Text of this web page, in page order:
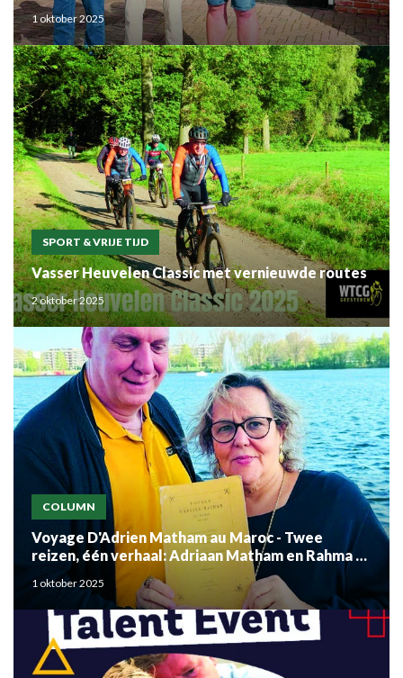
1 oktober 2025
SPORT & VRIJE TIJD
Vasser Heuvelen Classic met vernieuwde routes
2 oktober 2025
COLUMN
Voyage D'Adrien Matham au Maroc - Twee
reizen, één verhaal: Adriaan Matham en Rahma el
Mouden
1 oktober 2025